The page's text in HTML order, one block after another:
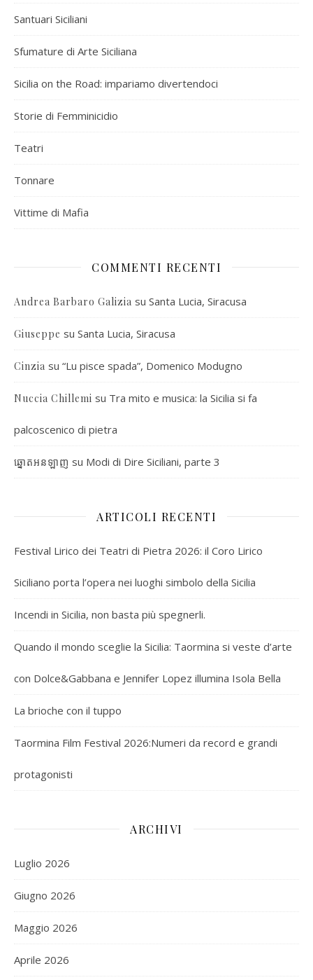
Santuari Siciliani
Sfumature di Arte Siciliana
Sicilia on the Road: impariamo divertendoci
Storie di Femminicidio
Teatri
Tonnare
Vittime di Mafia
COMMENTI RECENTI
Andrea Barbaro Galizia su Santa Lucia, Siracusa
Giuseppe su Santa Lucia, Siracusa
Cinzia su “Lu pisce spada”, Domenico Modugno
Nuccia Chillemi su Tra mito e musica: la Sicilia si fa
palcoscenico di pietra
ឆ្នោតអនឡាញ su Modi di Dire Siciliani, parte 3
ARTICOLI RECENTI
Festival Lirico dei Teatri di Pietra 2026: il Coro Lirico
Siciliano porta l’opera nei luoghi simbolo della Sicilia
Incendi in Sicilia, non basta più spegnerli.
Quando il mondo sceglie la Sicilia: Taormina si veste d’arte
con Dolce&Gabbana e Jennifer Lopez illumina Isola Bella
La brioche con il tuppo
Taormina Film Festival 2026:Numeri da record e grandi
protagonisti
ARCHIVI
Luglio 2026
Giugno 2026
Maggio 2026
Aprile 2026